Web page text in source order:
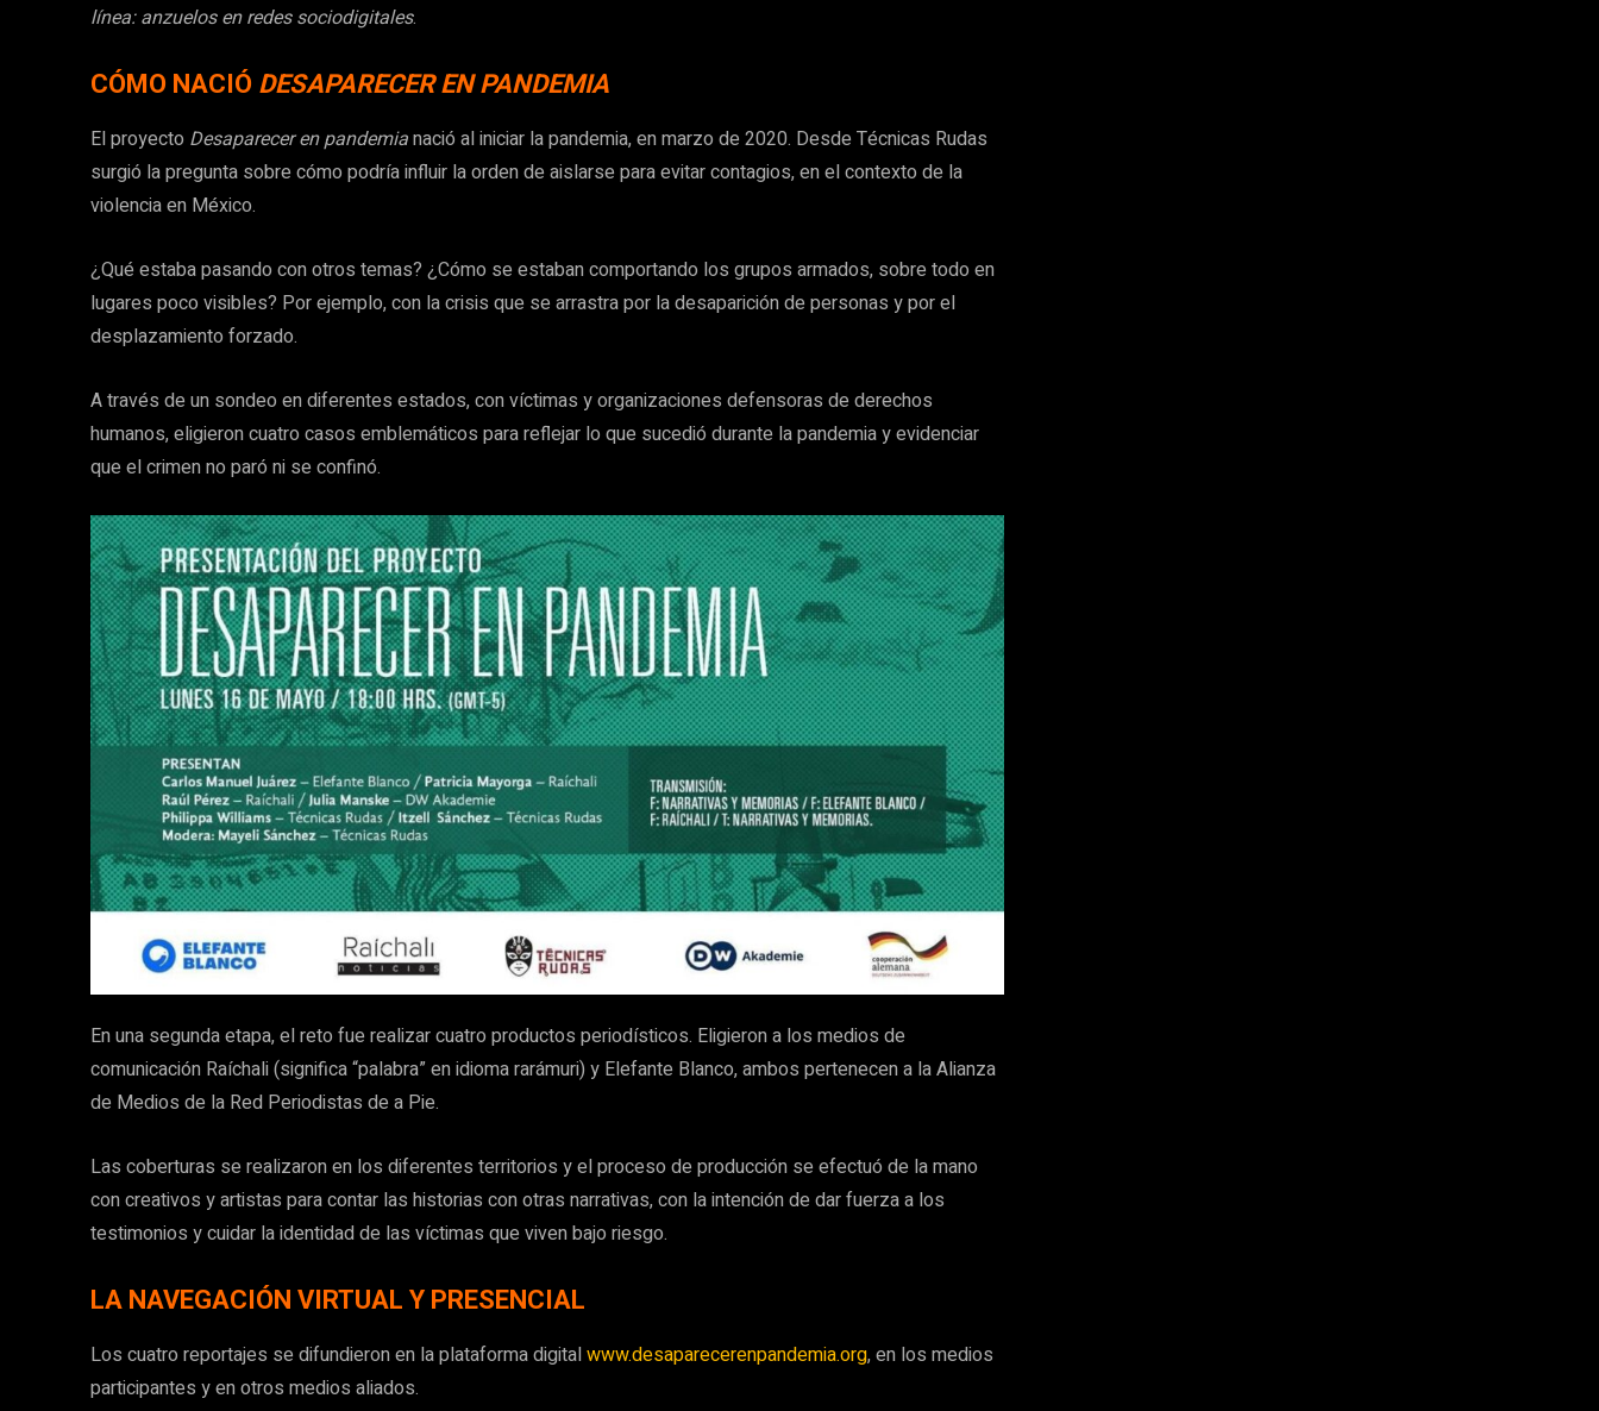
línea: anzuelos en redes sociodigitales.
CÓMO NACIÓ DESAPARECER EN PANDEMIA
El proyecto Desaparecer en pandemianació al iniciar la pandemia, en marzo de 2020. Desde Técnicas Rudas
surgió la pregunta sobre cómo podría influir la orden de aislarse para evitar contagios, en el contexto de la
violencia en México.
¿Qué estaba pasando con otros temas? ¿Cómo se estaban comportando los grupos armados, sobre todo en
lugares poco visibles? Por ejemplo, con la crisis que se arrastra por la desaparición de personas y por el
desplazamiento forzado.
A través de un sondeo en diferentes estados, con víctimas y organizaciones defensoras de derechos
humanos, eligieron cuatro casos emblemáticos para reflejar lo que sucedió durante la pandemia y evidenciar
que el crimen no paró ni se confinó.
En una segunda etapa, el reto fue realizar cuatro productos periodísticos. Eligieron a los medios de
comunicación Raíchali (significa “palabra” en idioma rarámuri) y Elefante Blanco, ambos pertenecen a la Alianza
de Medios de la Red Periodistas de a Pie.
Las coberturas se realizaron en los diferentes territorios y el proceso de producción se efectuó de la mano
con creativos y artistas para contar las historias con otras narrativas, con la intención de dar fuerza a los
testimonios y cuidar la identidad de las víctimas que viven bajo riesgo.
LA NAVEGACIÓN VIRTUAL Y PRESENCIAL
Los cuatro reportajes se difundieron en la plataforma digitalwww.desaparecerenpandemia.org, en los medios
participantes y en otros medios aliados.